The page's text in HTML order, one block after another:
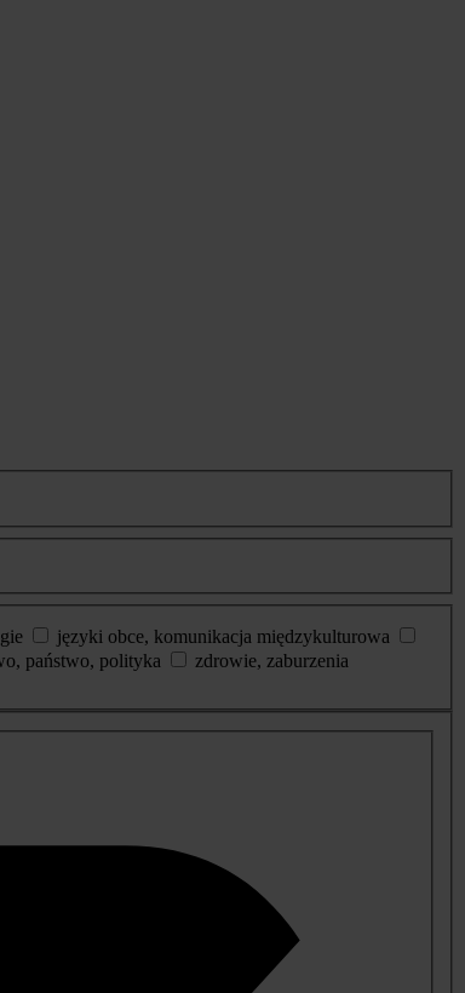
języki obce, komunikacja międzykulturowa
państwo, polityka
zdrowie, zaburzenia